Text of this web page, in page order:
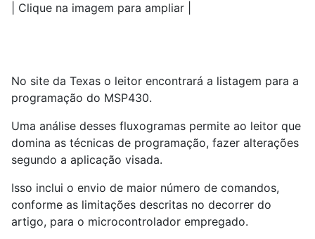
| Clique na imagem para ampliar |
No site da Texas o leitor encontrará a listagem para a
programação do MSP430.
Uma análise desses fluxogramas permite ao leitor que
domina as técnicas de programação, fazer alterações
segundo a aplicação visada.
Isso inclui o envio de maior número de comandos,
conforme as limitações descritas no decorrer do
artigo, para o microcontrolador empregado.